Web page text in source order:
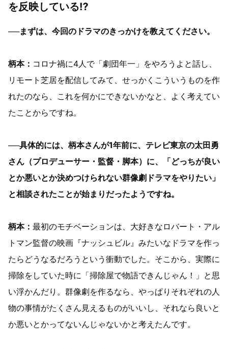
を反映している⁉
──まずは、今回のドラマのきっかけを教えてください。
柄本： コロナ禍に4人で「劇団年一」をやろうよと話し、
リモート芝居を配信してみて、せっかくこういうものを作
れたのなら、これを何かにできないかなと、よく考えてい
たことからですね。
──具体的には、柄本さんが1年前に、テレビ東京の太田勇
さん（プロデューサー・監督・脚本）に、「どっちが良い
とか悪いとか決めつけられない群像劇ドラマをやりたい」
と相談されたことが始まりだったようですね。
柄本： 最初のモチベーションは、大好きなロバート・アル
トマン監督の映画『ナッシュビル』みたいなドラマを作っ
たらどうなるだろうという衝動でした。そこから、実際に
掃除をしていた時に「掃除屋で物語できんじゃん！」と思
い浮かんだり。群像劇を作るなら、やっぱりそれぞれの人
物の事情がたくさん見えるものがいいし、それなら良いと
か悪いとかってないんじゃないかと考えたんです。